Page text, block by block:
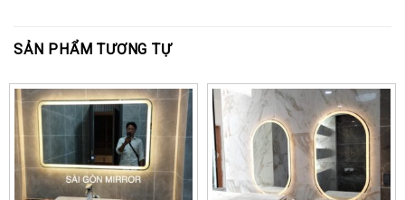
SẢN PHẨM TƯƠNG TỰ